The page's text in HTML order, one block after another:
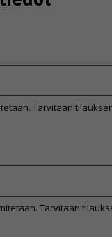
Tarvitaan
Tarvitaan